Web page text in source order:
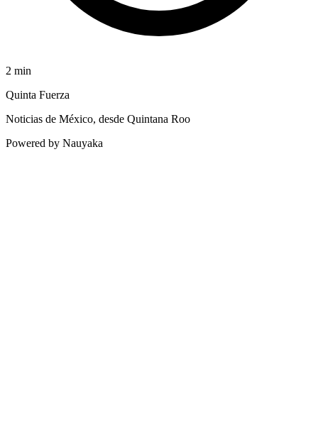
2 min
Quinta Fuerza
Noticias de México, desde Quintana Roo
Powered by Nauyaka